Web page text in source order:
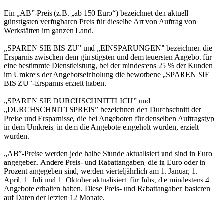
Ein „AB”-Preis (z.B. „ab 150 Euro“) bezeichnet den aktuell
günstigsten verfügbaren Preis für dieselbe Art von Auftrag von
Werkstätten im ganzen Land.
„SPAREN SIE BIS ZU” und „EINSPARUNGEN” bezeichnen die
Ersparnis zwischen dem günstigsten und dem teuersten Angebot für
eine bestimmte Dienstleistung, bei der mindestens 25 % der Kunden
im Umkreis der Angebotseinholung die beworbene „SPAREN SIE
BIS ZU”-Ersparnis erzielt haben.
„SPAREN SIE DURCHSCHNITTLICH” und
„DURCHSCHNITTSPREIS” bezeichnen den Durchschnitt der
Preise und Ersparnisse, die bei Angeboten für denselben Auftragstyp
in dem Umkreis, in dem die Angebote eingeholt wurden, erzielt
wurden.
„AB”-Preise werden jede halbe Stunde aktualisiert und sind in Euro
angegeben. Andere Preis- und Rabattangaben, die in Euro oder in
Prozent angegeben sind, werden vierteljährlich am 1. Januar, 1.
April, 1. Juli und 1. Oktober aktualisiert, für Jobs, die mindestens 4
Angebote erhalten haben. Diese Preis- und Rabattangaben basieren
auf Daten der letzten 12 Monate.